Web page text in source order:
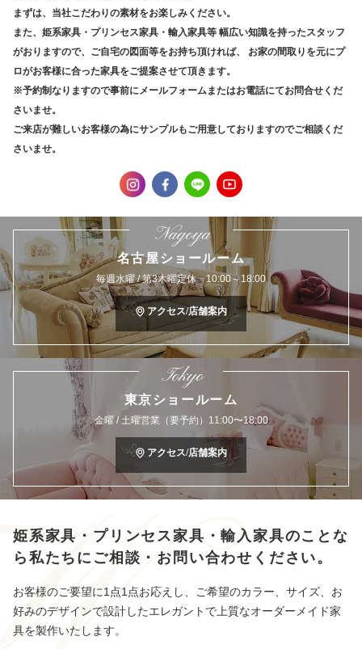
まずは、当社こだわりの素材をお楽しみください。
また、姫系家具・プリンセス家具・輸入家具等 幅広い知識を持ったスタッフ
がおりますので、ご自宅の図面等をお持ち頂ければ、
お家の間取りを元にプ
ロがお客様に合った家具をご提案させて頂きます。
※予約制なりますので事前にメールフォームまたはお電話にてお問合せくだ
さいませ。
ご来店が難しいお客様の為にサンプルもご用意しておりますのでご相談くだ
さいませ。
Nagoya
名古屋ショールーム
毎週水曜 / 第3木曜定休 10:00～18:00
アクセス/店舗案内
Tokyo
東京ショールーム
金曜 / 土曜営業（要予約）11:00〜18:00
アクセス/店舗案内
姫系家具・プリンセス家具・輸入家具のことな
ら 私たちにご相談・お問い合わせください。
お客様のご要望に1点1点お応えし、ご希望のカラー、サイズ、お
好みのデザインで設計したエレガントで上質なオーダーメイド家
具を製作いたします。